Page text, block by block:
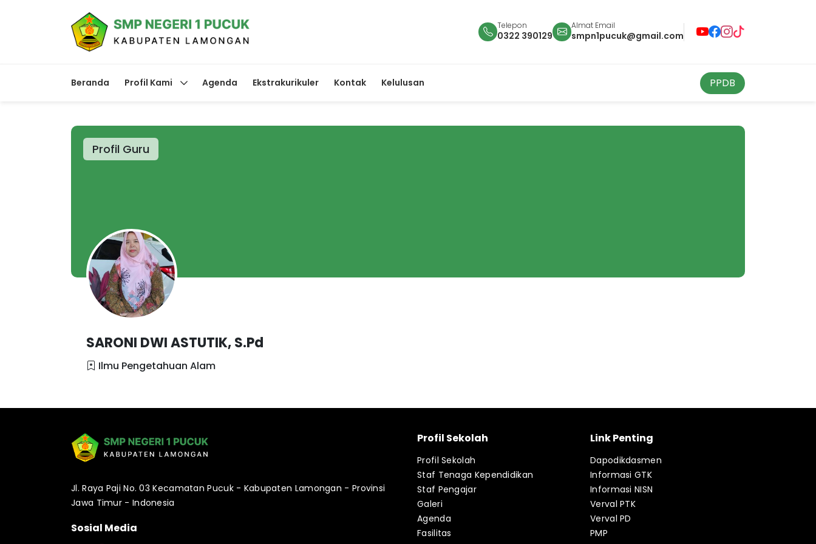
Telepon
0322 390129
Almat Email
smpn1pucuk@gmail.com
Beranda Profil Kami Agenda Ekstrakurikuler Kontak Kelulusan PPDB
Profil Guru
SARONI DWI ASTUTIK, S.Pd
Ilmu Pengetahuan Alam
Jl. Raya Paji No. 03 Kecamatan Pucuk - Kabupaten Lamongan - Provinsi
Jawa Timur - Indonesia
Sosial Media
Profil Sekolah
Profil Sekolah
Staf Tenaga Kependidikan
Staf Pengajar
Galeri
Agenda
Fasilitas
Link Penting
Dapodikdasmen
Informasi GTK
Informasi NISN
Verval PTK
Verval PD
PMP